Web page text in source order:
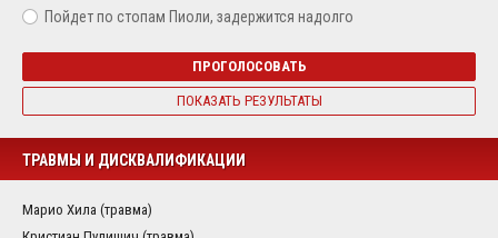
Пойдет по стопам Пиоли, задержится надолго
ПРОГОЛОСОВАТЬ
ПОКАЗАТЬ РЕЗУЛЬТАТЫ
ТРАВМЫ И ДИСКВАЛИФИКАЦИИ
Марио Хила (травма)